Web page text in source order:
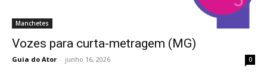
Manchetes
Vozes para curta-metragem (MG)
Guia do Ator - junho 16, 2026 0